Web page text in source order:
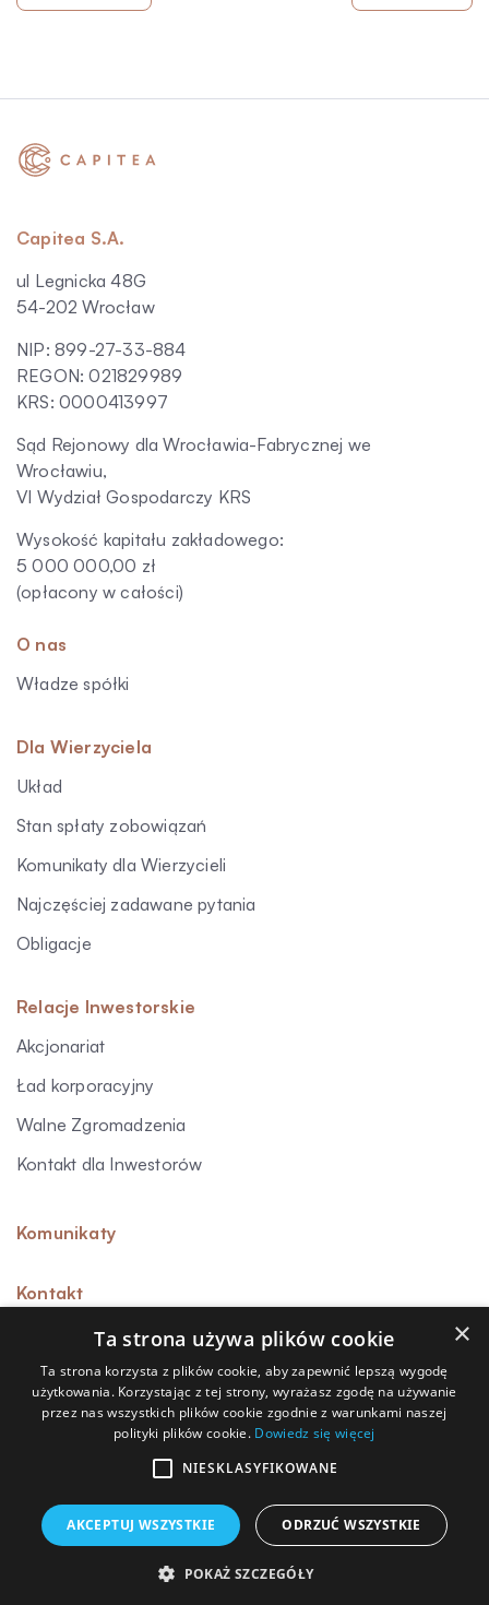
Capitea S.A.
ul Legnicka 48G
54-202 Wrocław
NIP: 899-27-33-884
REGON: 021829989
KRS: 0000413997
Sąd Rejonowy dla Wrocławia-Fabrycznej we
Wrocławiu,
VI Wydział Gospodarczy KRS
Wysokość kapitału zakładowego:
5 000 000,00 zł
(opłacony w całości)
O nas
Władze spółki
Dla Wierzyciela
Układ
Stan spłaty zobowiązań
Komunikaty dla Wierzycieli
Najczęściej zadawane pytania
Obligacje
Relacje Inwestorskie
Akcjonariat
Ład korporacyjny
Walne Zgromadzenia
Kontakt dla Inwestorów
Komunikaty
Kontakt
© Capitea S.A. 2026
Sygnalista
Polityka prywatności
Polityka przetwarzania danych osobowych
×
Ta strona używa plików cookie
Ta strona korzysta z plików cookie, aby zapewnić lepszą wygodę
użytkowania. Korzystając z tej strony, wyrażasz zgodę na używanie
przez nas wszystkich plików cookie zgodnie z warunkami naszej
polityki plików cookie. Dowiedz się więcej
NIESKLASYFIKOWANE
AKCEPTUJ WSZYSTKIE ODRZUĆ WSZYSTKIE
POKAŻ SZCZEGÓŁY